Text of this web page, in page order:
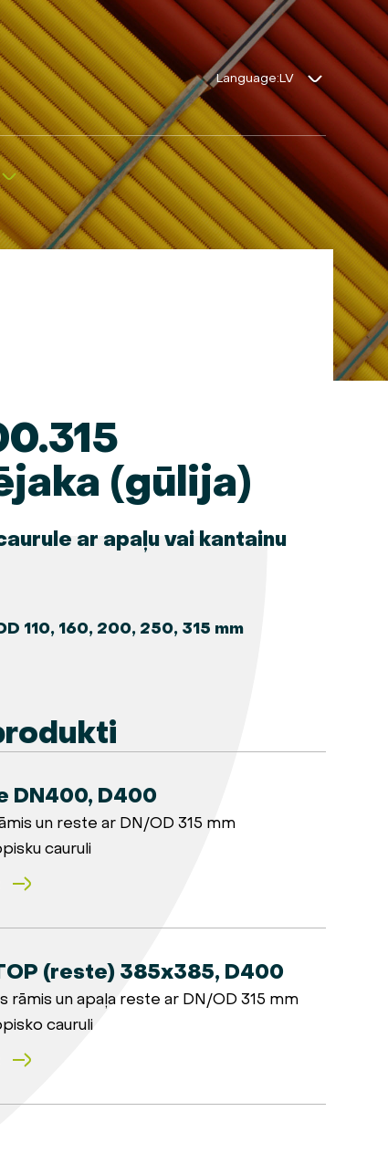
Language:
(gūlija)
ar apaļu vai kantainu
110, 160, 200, 250, 315 mm
DN400, D400
un reste ar DN/OD 315 mm
cauruli
(reste) 385x385, D400
rāmis un apaļa reste ar DN/OD 315 mm
cauruli